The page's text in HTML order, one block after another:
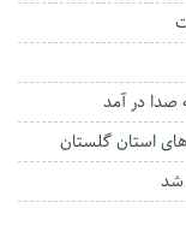
صدا در آمد
استان گلستان